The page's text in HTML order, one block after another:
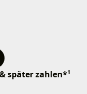
später zahlen*¹